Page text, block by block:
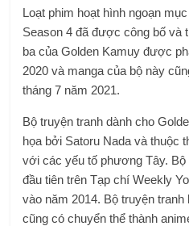
Loạt phim hoạt hình ngoạn
Season 4 đã được công bố và
ba của Golden Kamuy được
2020 và manga của bộ này
tháng 7 năm 2021.
Bộ truyện tranh dành cho
họa bởi Satoru Nada và thuộc
với các yếu tố phương Tây.
đầu tiên trên Tạp chí Weekly
vào năm 2014. Bộ truyện
cũng có chuyển thể thành